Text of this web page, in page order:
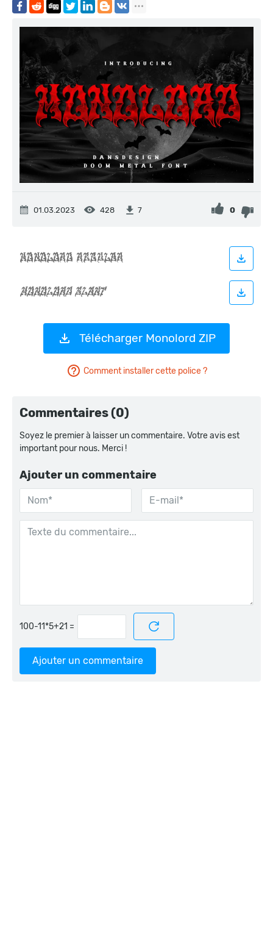
01.03.2023 428 7 0
Télécharger Monolord ZIP
Comment installer cette police ?
Commentaires (0)
Soyez le premier à laisser un commentaire. Votre avis est
important pour nous. Merci !
Ajouter un commentaire
=
Ajouter un commentaire